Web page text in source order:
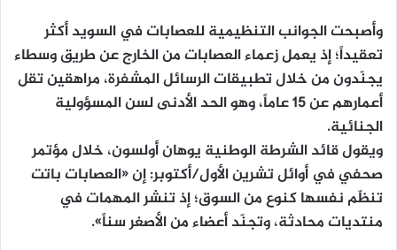
وأصبحت الجوانب التنظيمية للعصابات في السويد أكثر
تعقيداً؛ إذ يعمل زعماء العصابات من الخارج عن طريق وسطاء
يجنّدون من خلال تطبيقات الرسائل المشفرة، مراهقين تقل
أعمارهم عن 15 عاماً، وهو الحد الأدنى لسن المسؤولية
الجنائية.
ويقول قائد الشرطة الوطنية يوهان أولسون، خلال مؤتمر
صحفي في أوائل تشرين الأول/أكتوبر: إن «العصابات باتت
تنظّم نفسها كنوع من السوق؛ إذ تنشر المهمات في
منتديات محادثة، وتجنّد أعضاء من الأصغر سناً».